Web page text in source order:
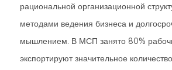
рациональной организационной
методами ведения бизнеса и
мышлением. В МСП занято 80%
экспортируют значительное